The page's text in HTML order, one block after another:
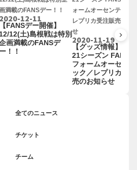
2020-12-11
【FANSデー開催】
12/12(土)島根戦は特別
画満載のFANSデ
ー！！
2020-11-19
【グッズ情報】
21シーズン FANS
フォームオーセン
ック／レプリカ受
売のお知らせ
keyboard_arrow_right
全てのニュース
チケット
チーム